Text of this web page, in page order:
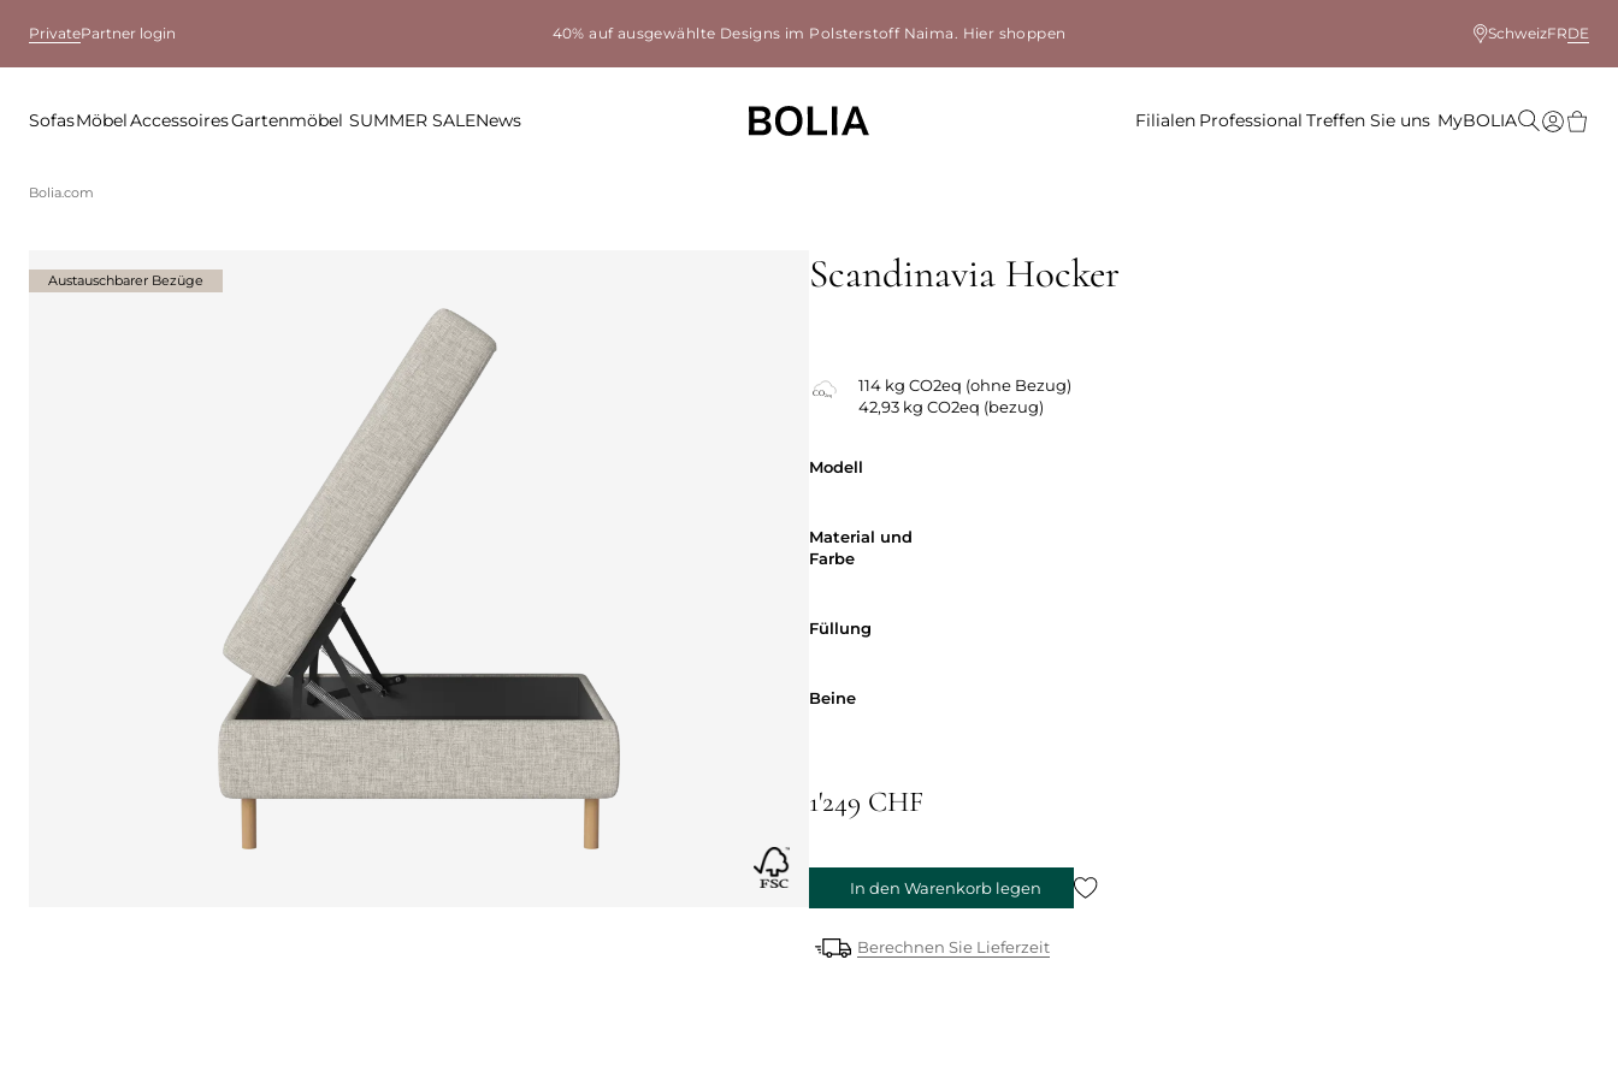
PrivatePartner login 40% auf ausgewählte Designs im Polsterstoff Naima. Hier shoppen SchweizFRDE
SofasMöbelAccessoiresGartenmöbel SUMMER SALENews Filialen Professional Treffen Sie uns MyBOLIA
Bolia.com
Scandinavia Hocker
114 kg CO2eq (ohne Bezug)
42,93 kg CO2eq (bezug)
Modell
Material und
Farbe
Füllung
Beine
1'249 CHF
In den Warenkorb legen
Berechnen Sie Lieferzeit
Austauschbarer Bezüge Austauschbarer Bezüge